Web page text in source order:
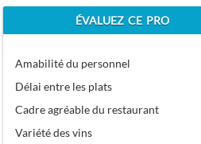
ÉVALUEZ CE PRO
Amabilité du personnel
Délai entre les plats
Cadre agréable du restaurant
Variété des vins